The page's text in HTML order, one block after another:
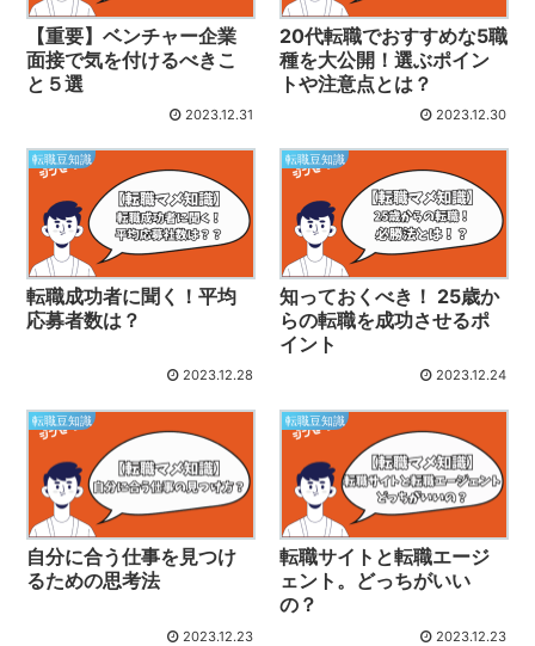
【重要】ベンチャー企業
面接で気を付けるべきこ
と５選
2023.12.31
20代転職でおすすめな5職
種を大公開！選ぶポイン
トや注意点とは？
2023.12.30
転職豆知識
転職成功者に聞く！平均
応募者数は？
2023.12.28
転職豆知識
知っておくべき！ 25歳か
らの転職を成功させるポ
イント
2023.12.24
転職豆知識
自分に合う仕事を見つけ
るための思考法
2023.12.23
転職豆知識
転職サイトと転職エージ
ェント。どっちがいい
の？
2023.12.23